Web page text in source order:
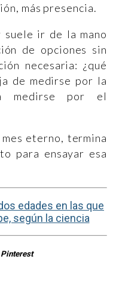
más presencia.
suele ir de la mano
de opciones sin
necesaria: ¿qué
de medirse por la
medirse por el
eterno, termina
para ensayar esa
edades en las que
según la ciencia